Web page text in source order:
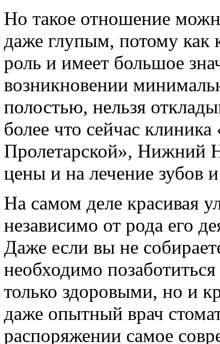
Но такое отношение
даже глупым, потому
роль и имеет большое
возникновении
полостью, нельзя
более что сейчас
Пролетарской», Нижний
цены и на лечение зубов
На самом деле красивая
независимо от рода его
Даже если вы не
необходимо
только здоровыми, но и
даже опытный врач
распоряжении самое